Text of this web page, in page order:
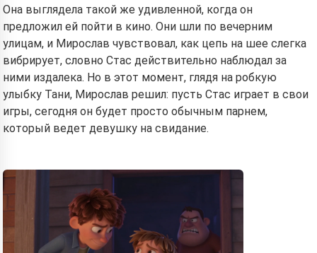
Она выглядела такой же удивленной, когда он
предложил ей пойти в кино. Они шли по вечерним
улицам, и Мирослав чувствовал, как цепь на шее слегка
вибрирует, словно Стас действительно наблюдал за
ними издалека. Но в этот момент, глядя на робкую
улыбку Тани, Мирослав решил: пусть Стас играет в свои
игры, сегодня он будет просто обычным парнем,
который ведет девушку на свидание.